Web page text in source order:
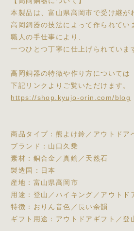
本製品は、富山県高岡市で受け継が
高岡銅器の技法によって作られてい
職人の手仕事により、
一つひとつ丁寧に仕上げられていま
高岡銅器の特徴や作り方については
下記リンクよりご覧いただけます。
https://shop.kyujo-orin.com/blog
商品タイプ：熊よけ鈴／アウトドア
ブランド：山口久乗
素材：銅合金／真鍮／天然石
製造国：日本
産地：富山県高岡市
用途：登山／ハイキング／アウトド
特徴：おりん音色／長い余韻
ギフト用途：アウトドアギフト／登